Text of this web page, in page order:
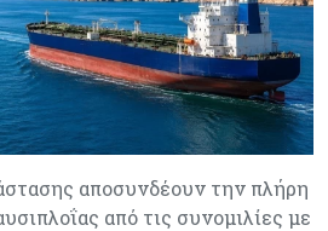
αποσυνδέουν την πλήρη
από τις συνομιλίες με